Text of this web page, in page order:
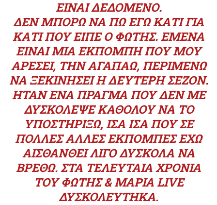
ΕΊΝΑΙ ΔΕΔΟΜΈΝΟ.
ΔΕΝ ΜΠΟΡΏ ΝΑ ΠΩ ΕΓΏ ΚΆΤΙ ΓΙΑ
ΚΆΤΙ ΠΟΥ ΕΊΠΕ Ο ΦΏΤΗΣ. ΕΜΈΝΑ
ΕΊΝΑΙ ΜΙΑ ΕΚΠΟΜΠΉ ΠΟΥ ΜΟΥ
ΑΡΈΣΕΙ, ΤΗΝ ΑΓΑΠΆΩ, ΠΕΡΙΜΈΝΩ
ΝΑ ΞΕΚΙΝΉΣΕΙ Η ΔΕΎΤΕΡΗ ΣΕΖΌΝ.
ΉΤΑΝ ΈΝΑ ΠΡΆΓΜΑ ΠΟΥ ΔΕΝ ΜΕ
ΔΥΣΚΌΛΕΨΕ ΚΑΘΌΛΟΥ ΝΑ ΤΟ
ΥΠΟΣΤΗΡΊΞΩ, ΊΣΑ ΊΣΑ ΠΟΥ ΣΕ
ΠΟΛΛΈΣ ΆΛΛΕΣ ΕΚΠΟΜΠΈΣ ΈΧΩ
ΑΙΣΘΑΝΘΕΊ ΛΊΓΟ ΔΎΣΚΟΛΑ ΝΑ
ΒΡΕΘΏ. ΣΤΑ ΤΕΛΕΥΤΑΊΑ ΧΡΌΝΙΑ
ΤΟΥ ΦΏΤΗΣ & ΜΑΡΊΑ LIVE
ΔΥΣΚΟΛΕΎΤΗΚΑ.